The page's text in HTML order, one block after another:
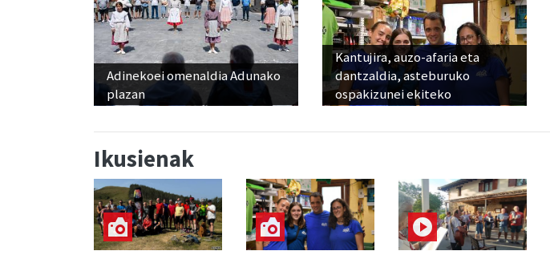
Adinekoei omenaldia Adunako
plazan
Kantujira, auzo-afaria eta
dantzaldia, asteburuko
ospakizunei ekiteko
Ikusienak